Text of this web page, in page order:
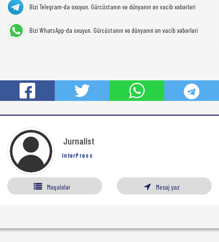
Bizi Telegram-da oxuyun. Gürcüstanın və dünyanın ən vacib xəbərləri
Bizi WhatsApp-da oxuyun. Gürcüstanın və dünyanın ən vacib xəbərləri
Jurnalist
InterPress
Məqalələr Mesaj yaz